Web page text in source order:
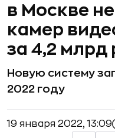
в Москве
камер
за 4,2 млрд
Новую систему
2022 году
19 января 2022, 13:09